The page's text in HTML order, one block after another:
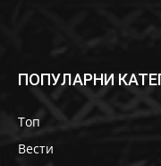
ПОПУЛАРНИ
Топ
Вести